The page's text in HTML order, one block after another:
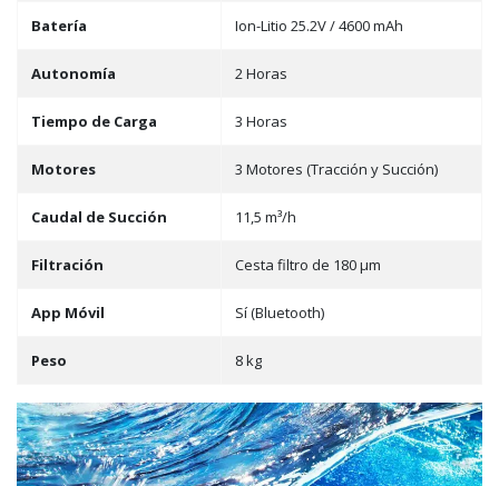
Batería Ion-Litio 25.2V / 4600 mAh
Autonomía 2 Horas
Tiempo de Carga 3 Horas
Motores 3 Motores (Tracción y Succión)
Caudal de Succión 11,5 m³/h
Filtración Cesta filtro de 180 µm
App Móvil Sí (Bluetooth)
Peso 8 kg